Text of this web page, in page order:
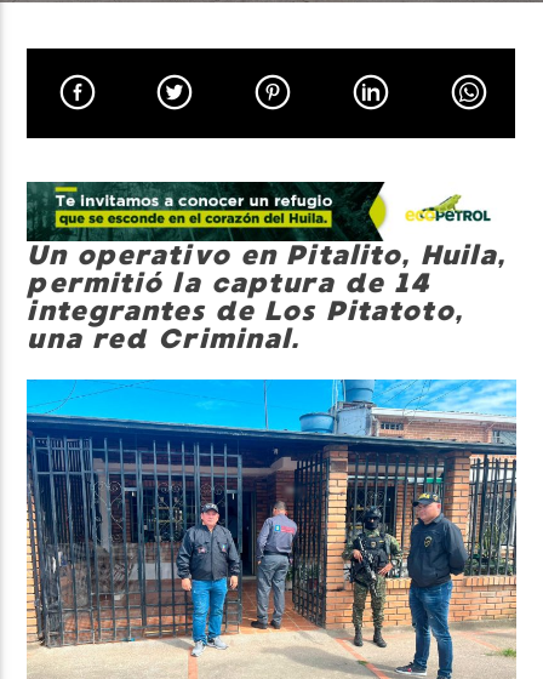
Un operativo en Pitalito, Huila,
permitió la captura de 14
integrantes de Los Pitatoto,
una red Criminal.